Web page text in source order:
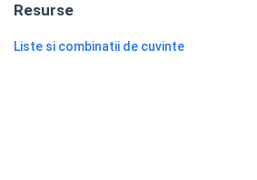
Resurse
Liste si combinatii de cuvinte